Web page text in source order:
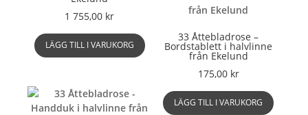
kan
1 755,00 kr
LÄGG TILL I VARUKORG
33 Åttebladrose –
Bordstablett i halvlinne
från Ekelund
175,00 kr
LÄGG TILL I VARUKORG